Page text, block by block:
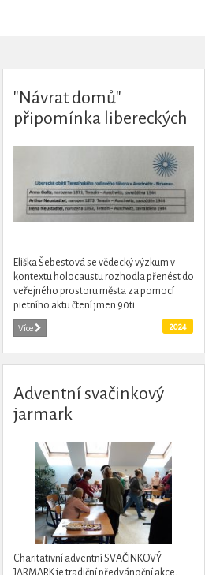
"Návrat domů"
připomínka libereckých
Auschwitz -Birkenau
Eliška Šebestová se vědecký výzkum v
kontextu holocaustu rozhodla přenést do
veřejného prostoru města za pomocí
pietního aktu čtení jmen 90ti
identifikovaných osob z Liberce, jež byly
internovány v Terezínském rodinném...
Více 2024
Adventní svačinkový
jarmark
Charitativní adventní SVAČINKOVÝ
JARMARK je tradiční předvánoční akce,